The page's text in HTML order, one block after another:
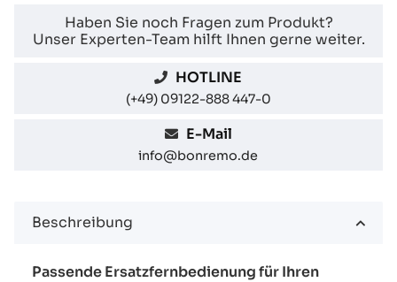
Haben Sie noch Fragen zum Produkt?
Unser Experten-Team hilft Ihnen gerne weiter.
HOTLINE
(+49) 09122-888 447-0
E-Mail
info@bonremo.de
Beschreibung
Passende Ersatzfernbedienung für Ihren